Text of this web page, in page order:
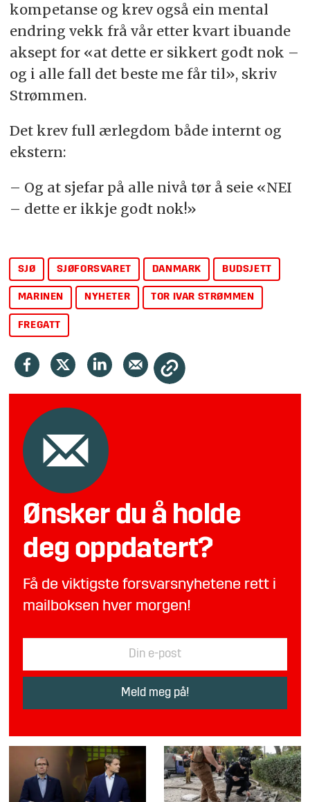
kompetanse og krev også ein mental
endring vekk frå vår etter kvart ibuande
aksept for «at dette er sikkert godt nok –
og i alle fall det beste me får til», skriv
Strømmen.
Det krev full ærlegdom både internt og
ekstern:
– Og at sjefar på alle nivå tør å seie «NEI
– dette er ikkje godt nok!»
SJØ SJØFORSVARET DANMARK BUDSJETT
MARINEN NYHETER TOR IVAR STRØMMEN
FREGATT
Ønsker du å holde
deg oppdatert?
Få de viktigste forsvarsnyhetene rett i
mailboksen hver morgen!